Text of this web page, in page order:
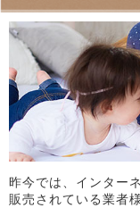
昨今では、インター
販売されている業者